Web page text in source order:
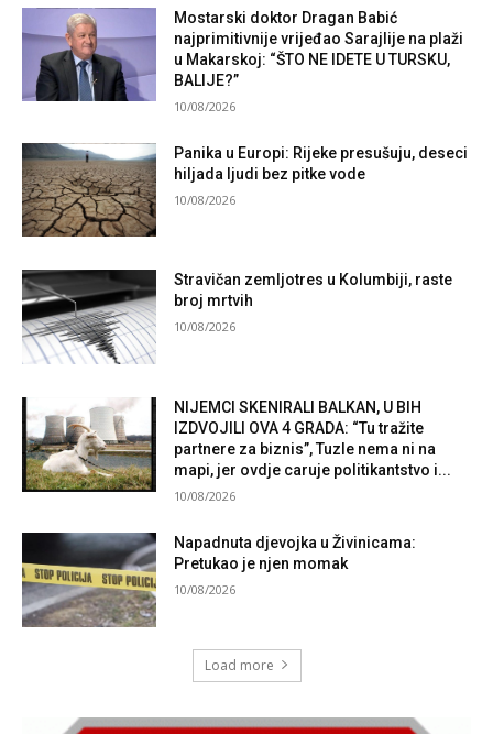
Mostarski doktor Dragan Babić
najprimitivnije vrijeđao Sarajlije na plaži
u Makarskoj: “ŠTO NE IDETE U TURSKU,
BALIJE?”
10/08/2026
Panika u Europi: Rijeke presušuju, deseci
hiljada ljudi bez pitke vode
10/08/2026
Stravičan zemljotres u Kolumbiji, raste
broj mrtvih
10/08/2026
NIJEMCI SKENIRALI BALKAN, U BIH
IZDVOJILI OVA 4 GRADA: “Tu tražite
partnere za biznis”, Tuzle nema ni na
mapi, jer ovdje caruje politikantstvo i...
10/08/2026
Napadnuta djevojka u Živinicama:
Pretukao je njen momak
10/08/2026
Load more